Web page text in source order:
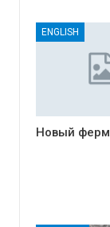
ENGLISH
Новый